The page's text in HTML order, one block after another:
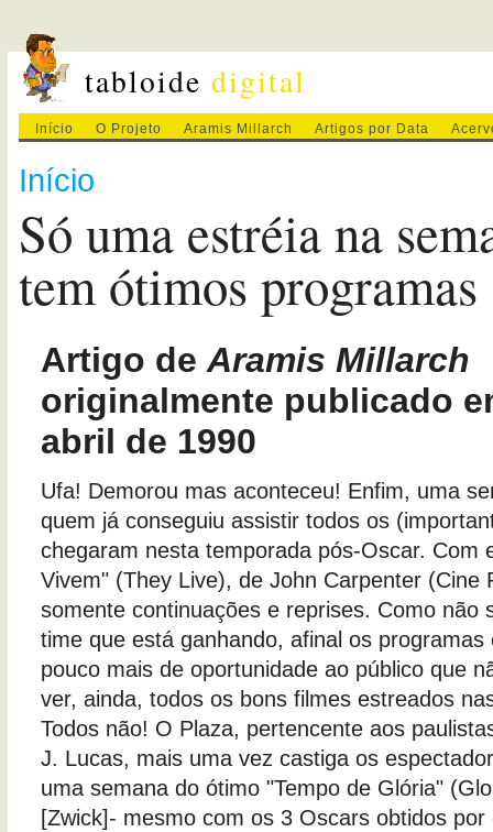
tabloidedigital
Início O Projeto Aramis Millarch Artigos por Data
Início
Só uma estréia na
tem ótimos programas
Artigo deAramis Millarch
originalmente publicado
abril de 1990
Ufa! Demorou mas aconteceu! Enfim, uma
quem já conseguiu assistir todos os
chegaram nesta temporada pós-Oscar. Com
Vivem" (They Live), de John Carpenter (Cine
somente continuações e reprises. Como não
time que está ganhando, afinal os programas
pouco mais de oportunidade ao público que
ver, ainda, todos os bons filmes estreados
Todos não! O Plaza, pertencente aos
J. Lucas, mais uma vez castiga os
uma semana do ótimo "Tempo de Glória"
[Zwick]- mesmo com os 3 Oscars obtidos